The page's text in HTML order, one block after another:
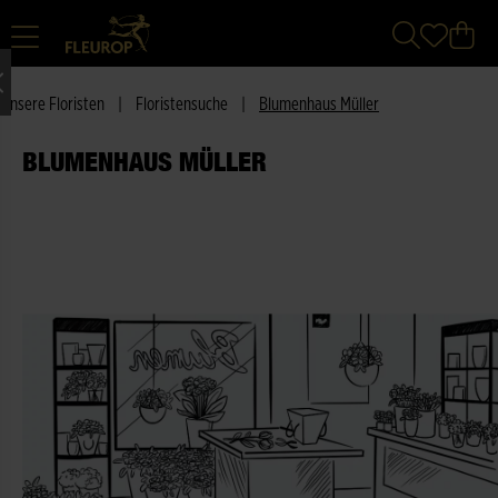
Unsere Floristen Floristensuche Blumenhaus Müller
BLUMENHAUS MÜLLER